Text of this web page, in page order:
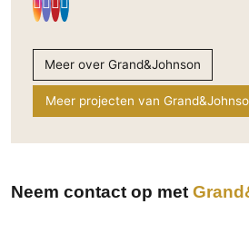
Meer over Grand&Johnson
Meer projecten van
Neem contact op met